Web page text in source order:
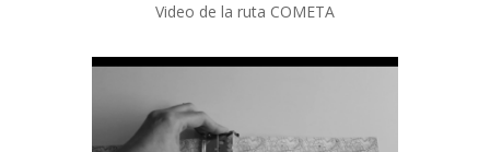
Video de la ruta COMETA